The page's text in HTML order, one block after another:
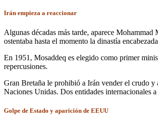
Irán empieza a reaccionar
Algunas décadas más tarde, aparece
ostentaba hasta el momento la dinastía
En 1951, Mosaddeq es elegido como primer
repercusiones.
Gran Bretaña le prohibió a Irán vender el crudo
Naciones Unidas. Dos entidades internacionales
Golpe de Estado y aparición de EEUU